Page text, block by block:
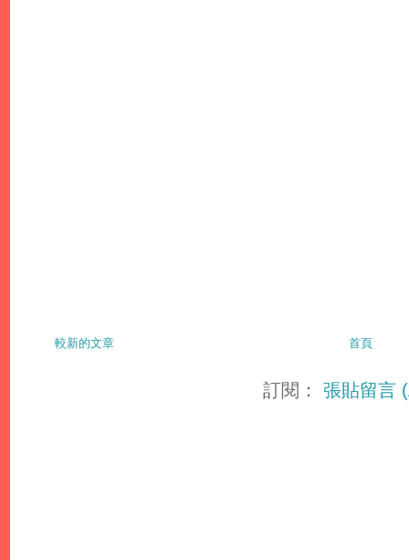
較新的文章 首頁
訂閱：張貼留言